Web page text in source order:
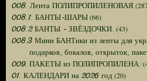
008. Лента ПОЛИПРОПИЛЕНОВАЯ
008.1. БАНТЫ-ШАРЫ(66)
008.2 БАНТЫ - ЗВЁЗДОЧКИ. (43)
008.3 Мини БАНТики из ленты для
подарков, бокалов, открыток,
009. ПАКЕТЫ из ПОЛИПРОПИЛЕНА:
01. КАЛЕНДАРИ на 2026 год (20)